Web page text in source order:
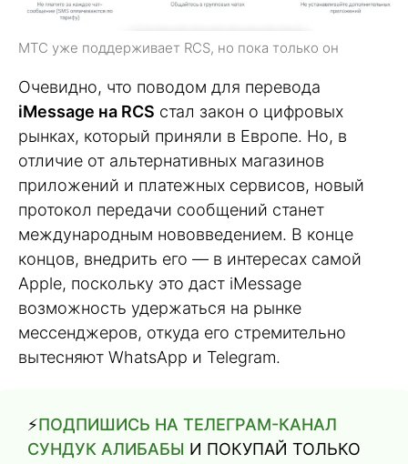
МТС уже поддерживает RCS, но пока только он
Очевидно, что поводом для перевода
iMessage на RCS стал закон о цифровых
рынках, который приняли в Европе. Но, в
отличие от альтернативных магазинов
приложений и платежных сервисов, новый
протокол передачи сообщений станет
международным нововведением. В конце
концов, внедрить его — в интересах самой
Apple, поскольку это даст iMessage
возможность удержаться на рынке
мессенджеров, откуда его стремительно
вытесняют WhatsApp и Telegram.
⚡️ПОДПИШИСЬ НА ТЕЛЕГРАМ-КАНАЛ
СУНДУК АЛИБАБЫ И ПОКУПАЙ ТОЛЬКО